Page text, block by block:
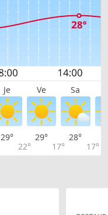
Je Ve Sa
29°
22°
29°
17°
28°
17°